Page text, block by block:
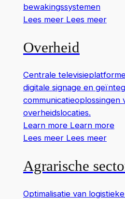
bewakingssystemen
Lees meer Lees meer
Overheid
Centrale
digitale signage en
communicatieoplossingen
overheidslocaties.
Learn more Learn more
Lees meer Lees meer
Agrarische
Optimalisatie van